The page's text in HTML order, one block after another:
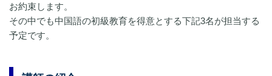
お約束します。
その中でも中国語の初級教育を得意とする下記3名が担当する
予定です。